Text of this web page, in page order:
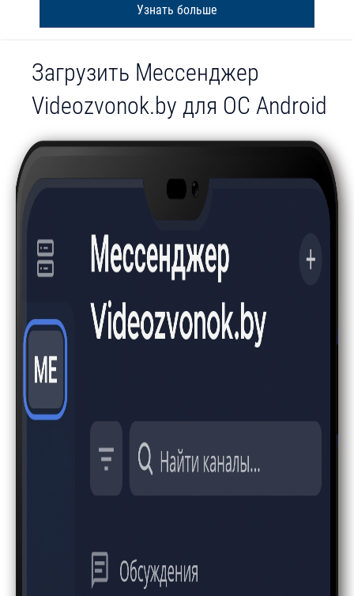
Узнать больше
Загрузить Мессенджер
Videozvonok.by для ОС Android
Изображение